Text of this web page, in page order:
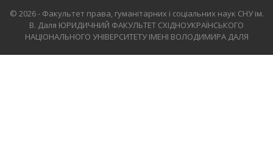
© 2026 - Факультет права, гуманітарних і соціальних наук СНУ ім.
В. Даля ЮРИДИЧНИЙ ФАКУЛЬТЕТ СХІДНОУКРАЇНСЬКОГО
НАЦІОНАЛЬНОГО УНІВЕРСИТЕТУ ІМЕНІ ВОЛОДИМИРА ДАЛЯ